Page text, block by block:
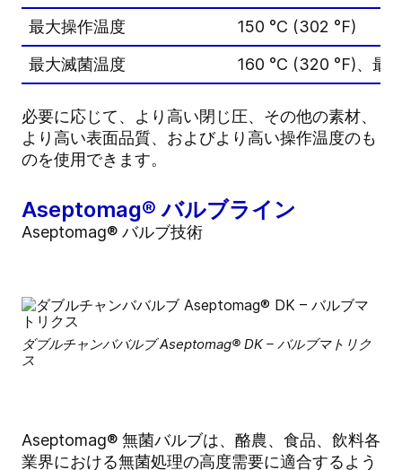
最大操作温度
150 °C (302 °F)
最大滅菌温度
160 °C (320 °F)、最
必要に応じて、より高い閉じ圧、その他の素材、
より高い表面品質、およびより高い操作温度のも
のを使用できます。
Aseptomag® バルブライン
Aseptomag® バルブ技術
ダブルチャンババルブ Aseptomag® DK – バルブマトリク
ス
Aseptomag® 無菌バルブは、酪農、食品、飲料各
業界における無菌処理の高度需要に適合するよう